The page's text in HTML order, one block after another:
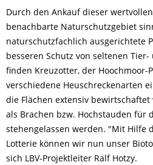
Durch den Ankauf dieser
benachbarte Naturschutzgebiet
naturschutzfachlich ausgerichtete
besseren Schutz von seltenen
finden Kreuzotter, der
verschiedene Heuschreckenarten
die Flächen extensiv
als Brachen bzw. Hochstauden für
stehengelassen werden. "Mit Hilfe
Lotterie können wir nun unser
sich LBV-Projektleiter Ralf Hotzy.